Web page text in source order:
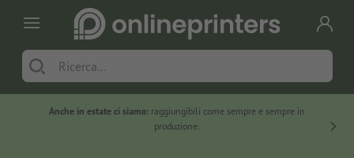
Anche in estate ci siamo: raggiungibili come sempre e sempre in
produzione.